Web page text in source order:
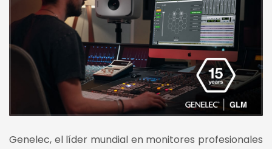
Genelec, el líder mundial en monitores profesionales